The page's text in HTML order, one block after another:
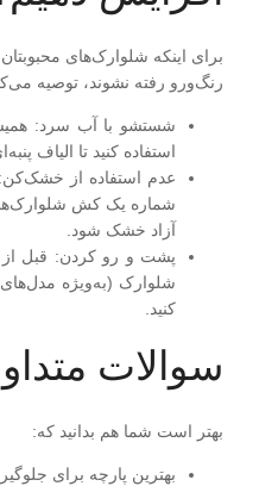
برای اینکه شلوارک‌های
رنگ‌ورو رفته نشوند، توصیه
شستشو با آب سرد:
استفاده کنید تا الیاف
عدم استفاده از خشک‌کن:
شماره یک کش
آزاد خشک شود.
پشت و رو کردن: قبل
شلوارک (به‌ویژه
کنید.
سوالات
بهتر است شما هم بدانید که:
بهترین پارچه برای